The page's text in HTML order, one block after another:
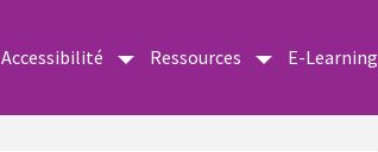
Accessibilité Ressources E-Learning